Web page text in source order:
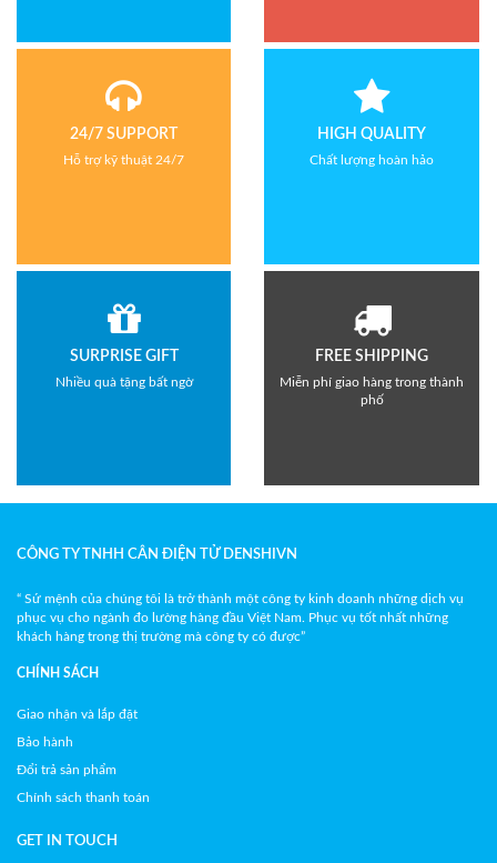
24/7 SUPPORT
Hỗ trợ kỹ thuật 24/7
HIGH QUALITY
Chất lượng hoàn hảo
SURPRISE GIFT
Nhiều quà tặng bất ngờ
FREE SHIPPING
Miễn phí giao hàng trong thành
phố
CÔNG TY TNHH CÂN ĐIỆN TỬ DENSHIVN
“ Sứ mệnh của chúng tôi là trở thành một công ty kinh doanh những dịch vụ
phục vụ cho ngành đo lường hàng đầu Việt Nam. Phục vụ tốt nhất những
khách hàng trong thị trường mà công ty có được”
CHÍNH SÁCH
Giao nhận và lắp đặt
Bảo hành
Đổi trả sản phẩm
Chính sách thanh toán
GET IN TOUCH